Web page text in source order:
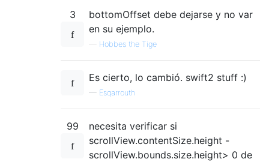
3
bottomOffset debe dejarse y no var
en su ejemplo.
— Hobbes the Tige
Es cierto, lo cambió. swift2 stuff :)
— Esqarrouth
99
necesita verificar si
scrollView.contentSize.height -
scrollView.bounds.size.height> 0 de